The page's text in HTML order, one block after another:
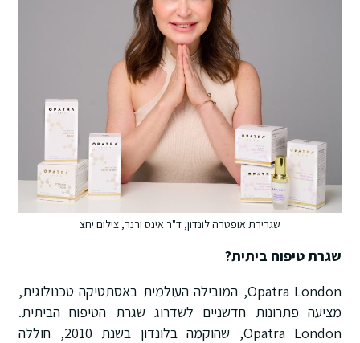
שגרירת אופטרה לונדון, ד"ר אינס ורנר, צילום יחצ
שגרת טיפוח ביתית?
Opatra London, המובילה העולמית באסתטיקה טכנולוגית,
מציעה פתרונות חדשניים לשדרוג שגרת הטיפוח הביתית.
Opatra London, שהוקמה בלונדון בשנת 2010, חוללה